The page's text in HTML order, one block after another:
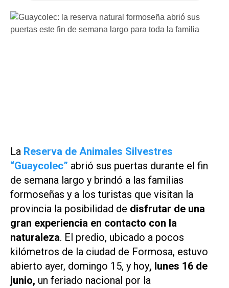
La Reserva de Animales Silvestres
“Guaycolec” abrió sus puertas durante el fin
de semana largo y brindó a las familias
formoseñas y a los turistas que visitan la
provincia la posibilidad de disfrutar de una
gran experiencia en contacto con la
naturaleza. El predio, ubicado a pocos
kilómetros de la ciudad de Formosa, estuvo
abierto ayer, domingo 15, y hoy, lunes 16 de
junio, un feriado nacional por la